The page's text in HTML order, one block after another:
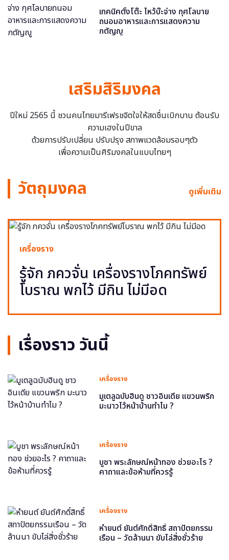
เทคนิคตั้งโต๊ะ ไหว้บ๊ะจ่าง กุศโลบาย
ถนอมอาหารและการแสดงความ
กตัญญู
เสริมสิริมงคล
ปีใหม่ 2565 นี้ ชวนคนไทยมารีเฟรชจิตใจให้สดชื่นเบิกบาน ต้อนรับ
ความเฮงในปีขาล
ด้วยการปรับเปลี่ยน ปรับปรุง สภาพแวดล้อมรอบๆตัว
เพื่อความเป็นศิริมงคลในแบบไทยๆ
วัตถุมงคล ดูเพิ่มเติม
เครื่องราง
รู้จัก ภควจั่น เครื่องรางโภคทรัพย์
โบราณ พกไว้ มีกิน ไม่มีอด
เรื่องราว วันนี้
เครื่องราง
มูเตลูฉบับฮินดู ชาวอินเดีย แขวนพริก
มะนาวไว้หน้าบ้านทำไม ?
เครื่องราง
บูชา พระลักษณ์หน้าทอง ช่วยอะไร ?
คาถาและข้อห้ามที่ควรรู้
เครื่องราง
หำยนต์ ยันต์ศักดิ์สิทธิ์ สถาปัตยกรรม
เรือน – วัดล้านนา ขับไล่สิ่งชั่วร้าย